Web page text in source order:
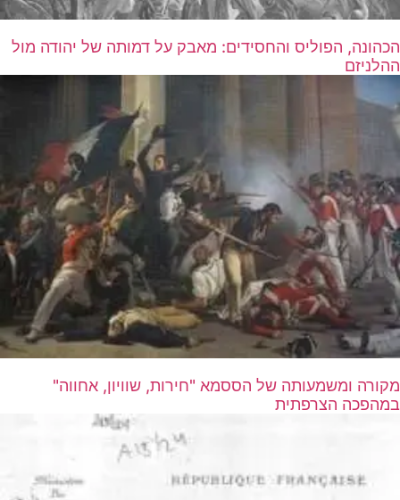
הכהונה, הפוליס והחסידים: מאבק על דמותה של יהודה מול
ההלניזם
מקורה ומשמעותה של הססמא "חירות, שוויון, אחווה"
במהפכה הצרפתית